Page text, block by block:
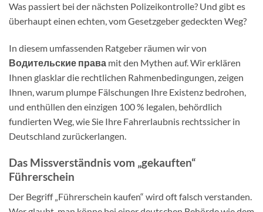
Was passiert bei der nächsten Polizeikontrolle? Und gibt es
überhaupt einen echten, vom Gesetzgeber gedeckten Weg?
In diesem umfassenden Ratgeber räumen wir von
Водительские права mit den Mythen auf. Wir erklären
Ihnen glasklar die rechtlichen Rahmenbedingungen, zeigen
Ihnen, warum plumpe Fälschungen Ihre Existenz bedrohen,
und enthüllen den einzigen 100 % legalen, behördlich
fundierten Weg, wie Sie Ihre Fahrerlaubnis rechtssicher in
Deutschland zurückerlangen.
Das Missverständnis vom „gekauften“
Führerschein
Der Begriff „Führerschein kaufen“ wird oft falsch verstanden.